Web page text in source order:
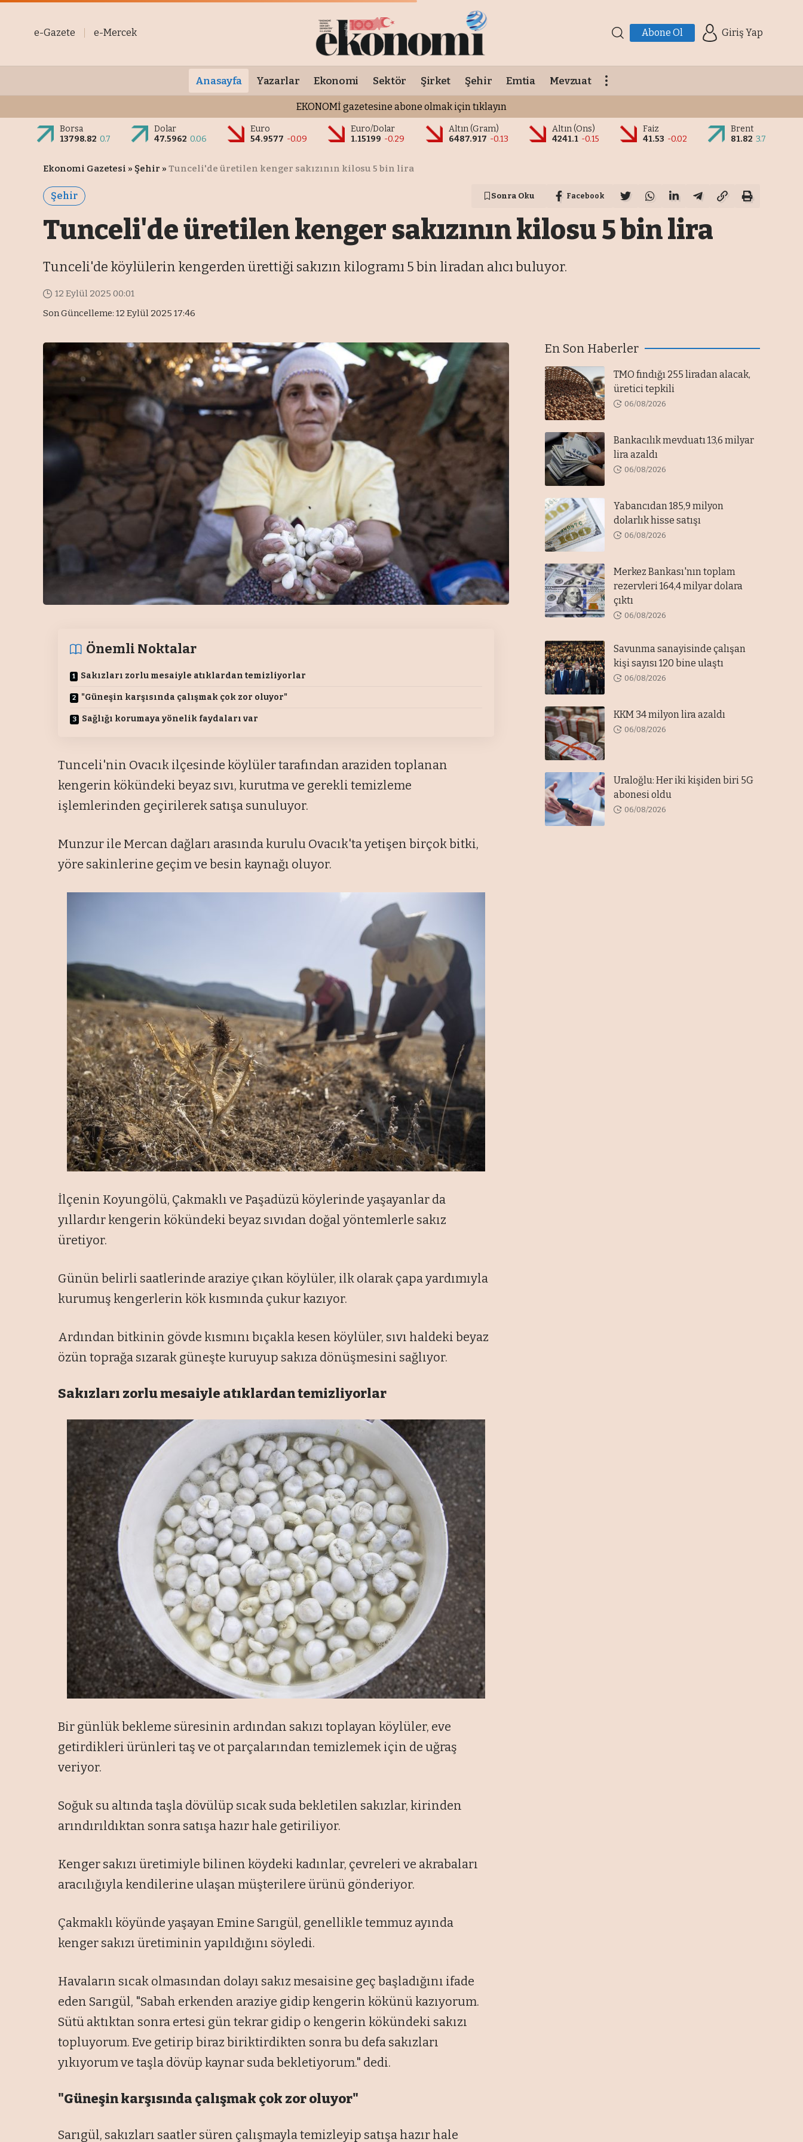
e-Gazete e-Mercek Abone Ol Giriş Yap
Anasayfa Yazarlar Ekonomi Sektör Şirket Şehir Emtia Mevzuat
EKONOMİ gazetesine abone olmak için tıklayın
Borsa
13798.82 0.7
Dolar
47.5962 0.06
Euro
54.9577 -0.09
Euro/Dolar
1.15199 -0.29
Altın (Gram)
6487.917 -0.13
Altın (Ons)
4241.1 -0.15
Faiz
41.53 -0.02
Brent
81.82 3.7
Ekonomi Gazetesi » Şehir » Tunceli'de üretilen kenger sakızının kilosu 5 bin lira
Şehir Sonra Oku Facebook
Tunceli'de üretilen kenger sakızının kilosu 5 bin lira
Tunceli'de köylülerin kengerden ürettiği sakızın kilogramı 5 bin liradan alıcı buluyor.
Son Güncelleme: 12 Eylül 2025 17:46
12 Eylül 2025 00:01
Önemli Noktalar
Sakızları zorlu mesaiyle atıklardan temizliyorlar
"Güneşin karşısında çalışmak çok zor oluyor"
Sağlığı korumaya yönelik faydaları var
Tunceli'nin Ovacık ilçesinde köylüler tarafından araziden toplanan
kengerin kökündeki beyaz sıvı, kurutma ve gerekli temizleme
işlemlerinden geçirilerek satışa sunuluyor.
Munzur ile Mercan dağları arasında kurulu Ovacık'ta yetişen birçok bitki,
yöre sakinlerine geçim ve besin kaynağı oluyor.
İlçenin Koyungölü, Çakmaklı ve Paşadüzü köylerinde yaşayanlar da
yıllardır kengerin kökündeki beyaz sıvıdan doğal yöntemlerle sakız
üretiyor.
Günün belirli saatlerinde araziye çıkan köylüler, ilk olarak çapa yardımıyla
kurumuş kengerlerin kök kısmında çukur kazıyor.
Ardından bitkinin gövde kısmını bıçakla kesen köylüler, sıvı haldeki beyaz
özün toprağa sızarak güneşte kuruyup sakıza dönüşmesini sağlıyor.
Sakızları zorlu mesaiyle atıklardan temizliyorlar
Bir günlük bekleme süresinin ardından sakızı toplayan köylüler, eve
getirdikleri ürünleri taş ve ot parçalarından temizlemek için de uğraş
veriyor.
Soğuk su altında taşla dövülüp sıcak suda bekletilen sakızlar, kirinden
arındırıldıktan sonra satışa hazır hale getiriliyor.
Kenger sakızı üretimiyle bilinen köydeki kadınlar, çevreleri ve akrabaları
aracılığıyla kendilerine ulaşan müşterilere ürünü gönderiyor.
Çakmaklı köyünde yaşayan Emine Sarıgül, genellikle temmuz ayında
kenger sakızı üretiminin yapıldığını söyledi.
Havaların sıcak olmasından dolayı sakız mesaisine geç başladığını ifade
eden Sarıgül, "Sabah erkenden araziye gidip kengerin kökünü kazıyorum.
Sütü aktıktan sonra ertesi gün tekrar gidip o kengerin kökündeki sakızı
topluyorum. Eve getirip biraz biriktirdikten sonra bu defa sakızları
yıkıyorum ve taşla dövüp kaynar suda bekletiyorum." dedi.
"Güneşin karşısında çalışmak çok zor oluyor"
Sarıgül, sakızları saatler süren çalışmayla temizleyip satışa hazır hale
En Son Haberler
TMO fındığı 255 liradan alacak,
üretici tepkili
06/08/2026
Bankacılık mevduatı 13,6 milyar
lira azaldı
06/08/2026
Yabancıdan 185,9 milyon
dolarlık hisse satışı
06/08/2026
Merkez Bankası'nın toplam
rezervleri 164,4 milyar dolara
çıktı
06/08/2026
Savunma sanayisinde çalışan
kişi sayısı 120 bine ulaştı
06/08/2026
KKM 34 milyon lira azaldı
06/08/2026
Uraloğlu: Her iki kişiden biri 5G
abonesi oldu
06/08/2026